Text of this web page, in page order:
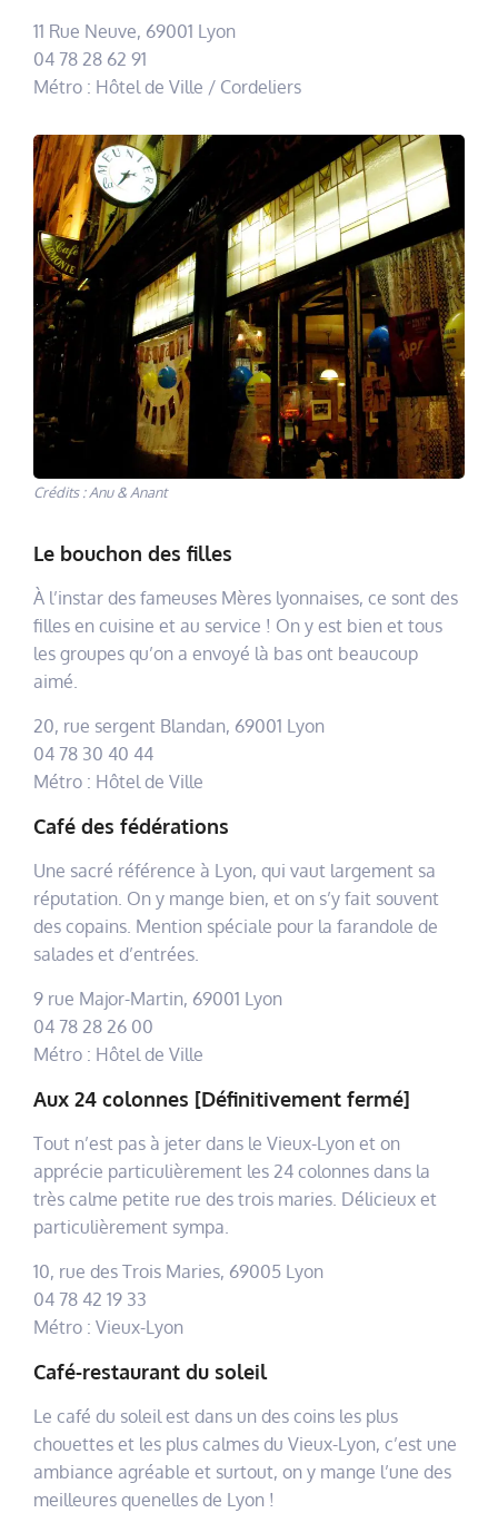
11 Rue Neuve, 69001 Lyon
04 78 28 62 91
Métro : Hôtel de Ville / Cordeliers
Crédits : Anu & Anant
Le bouchon des filles
À l’instar des fameuses Mères lyonnaises, ce sont des
filles en cuisine et au service ! On y est bien et tous
les groupes qu’on a envoyé là bas ont beaucoup
aimé.
20, rue sergent Blandan, 69001 Lyon
04 78 30 40 44
Métro : Hôtel de Ville
Café des fédérations
Une sacré référence à Lyon, qui vaut largement sa
réputation. On y mange bien, et on s’y fait souvent
des copains. Mention spéciale pour la farandole de
salades et d’entrées.
9 rue Major-Martin, 69001 Lyon
04 78 28 26 00
Métro : Hôtel de Ville
Aux 24 colonnes [Définitivement fermé]
Tout n’est pas à jeter dans le Vieux-Lyon et on
apprécie particulièrement les 24 colonnes dans la
très calme petite rue des trois maries. Délicieux et
particulièrement sympa.
10, rue des Trois Maries, 69005 Lyon
04 78 42 19 33
Métro : Vieux-Lyon
Café-restaurant du soleil
Le café du soleil est dans un des coins les plus
chouettes et les plus calmes du Vieux-Lyon, c’est une
ambiance agréable et surtout, on y mange l’une des
meilleures quenelles de Lyon !